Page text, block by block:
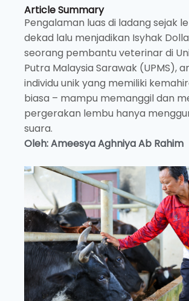
Article Summary
Pengalaman luas di ladang sejak
dekad lalu menjadikan Isyhak
seorang pembantu veterinar di
Putra Malaysia Sarawak (UPMS),
individu unik yang memiliki
biasa – mampu memanggil dan
pergerakan lembu hanya
suara.
Oleh: Ameesya Aghniya Ab Rahim